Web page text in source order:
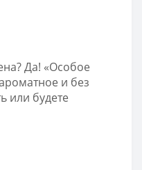
Да! «Особое
и без
или будете